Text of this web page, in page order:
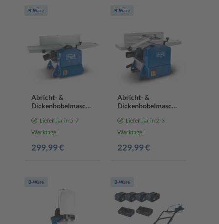
B-Ware
Abricht- &
Dickenhobelmaschine
Scheppach - 1500W
| Hobelbreite
120mm
Lieferbar in 5-7
Werktage
299,99 €
B-Ware
Abricht- &
Dickenhobelmaschine
- 1250W | 204mm
Hobelbreite |
Durchlasshöhe |
Lieferbar in 2-3
Werktage
229,99 €
B-Ware B-Ware